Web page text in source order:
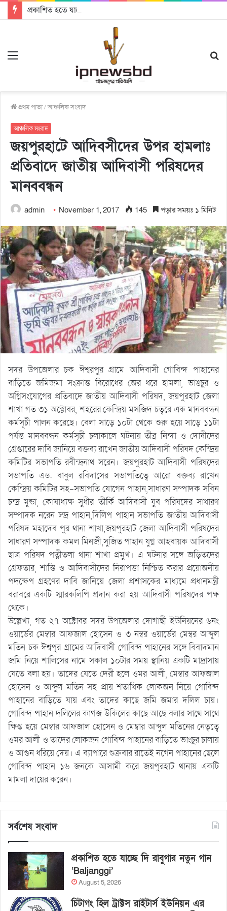
প্রকাশিত হতে যাচ্ছে দি রাবুগার নতুন গান ‘Baljanggi’
প্রথম পাতা/আঞ্চলিক সংবাদ
আঞ্চলিক সংবাদ
জয়পুরহাটে আদিবসীদের উপর হামলাঃ
প্রতিবাদে জাতীয় আদিবাসী পরিষদের
মানববন্ধন
admin November 1, 2017 145 পড়ার সময়ঃ ১ মিনিট
সদর উপজেলার চক ঈশ্বরপুর গ্রামে আদিবাসী গোবিন্দ পাহানের
বাড়িতে জমিজমা সংক্রান্ত বিরোধের জের ধরে হামলা, ভাঙচুর ও
অগ্নিসংযোগের প্রতিবাদে জাতীয় আদিবাসী পরিষদ, জয়পুরহাট জেলা
শাখা গত ৩১ অক্টোবর, শহরের কেন্দ্রিয় মসজিদ চত্বরে এক মানববন্ধন
কর্মসূচী পালন করেছে। বেলা সাড়ে ১০টা থেকে শুরু হয়ে সাড়ে ১১টা
পর্যন্ত মানববন্ধন কর্মসূচী চলাকালে ঘটনায় তীব্র নিন্দা ও দোষীদের
গ্রেপ্তারের দাবি জানিয়ে বক্তব্য রাখেন জাতীয় আদিবাসী পরিষদ কেন্দ্রিয়
কমিটির সভাপতি রবীন্দ্রনাথ সরেন। জয়পুরহাট আদিবাসী পরিষদের
সভাপতি এড. বাবুল রবিদাসের সভাপতিত্বে আরো বক্তব্য রাখেন
কেন্দ্রিয় কমিটির সহ-সভাপতি যোগেন পাহান,সাধারণ সম্পাদক সবিন
চন্দ্র মুন্ডা, কোষাধ্যক্ষ সুধীর তীর্কি আদিবাসী যুব পরিষদের সাধারণ
সম্পাদক নরেন চ্ন্দ্র পাহান,দিলিপ পাহান সভাপতি জাতীয় আদিবাসী
পরিষদ মহাদেব পুর থানা শাখা,জয়পুরহাট জেলা আদিবাসী পরিষদের
সাধারণ সম্পাদক কমল মিনজী,সুজিত পাহান যুগ্ন আহবায়ক আদিবাসী
ছাত্র পরিষদ পত্নীতলা থানা শাখা প্রমুখ। এ ঘটনার সঙ্গে জড়িতদের
গ্রেফতার, শাস্তি ও আদিবাসীদের নিরাপত্তা নিশ্চিত করার প্রয়োজনীয়
পদক্ষেপ গ্রহণের দাবি জানিয়ে জেলা প্রশাসকের মাধ্যমে প্রধানমন্ত্রী
বরাবরে একটি স্মারকলিপি প্রদান করা হয় আদিবাসী পরিষদের পক্ষ
থেকে।
উল্লেখ্য, গত ২৭ অক্টোবর সদর উপজেলার দোগাছী ইউনিয়নের ৬নং
ওয়ার্ডের মেম্বার আফজাল হোসেন ও ৩ নম্বর ওয়ার্ডের মেম্বর আব্দুল
মতিন চক ঈশ্বপুর গ্রামের আদিবাসী গোবিন্দ পাহানের সঙ্গে বিবাদমান
জমি নিয়ে শালিসের নামে সকাল ১০টার সময় স্থানিয় একটি মাদ্রাসায়
যেতে বলা হয়। তাদের যেতে দেরী হলে ওমর আলী, মেম্বার আফজাল
হোসেন ও আব্দুল মতিন সহ প্রায় শতাধিক লোকজন নিয়ে গোবিন্দ
পাহানের বাড়িতে যায় এবং তাদের কাছে জমি জমার দলিল চায়।
গোবিন্দ পাহান দলিলের কাগজ উকিলের কাছে আছে বলার সাথে সাথে
ক্ষিপ্ত হয়ে মেম্বার আফজাল হোসেন ও মেম্বার আব্দুল মতিনের নেতৃত্বে
ওমর আলী ও তাদের লোকজন গোবিন্দ পাহানের বাড়িতে ভাংচুর চালায়
ও আগুন ধরিয়ে দেয়। এ ব্যাপারে শুক্রবার রাতেই নগেন পাহানের ছেলে
গোবিন্দ পাহান ১৬ জনকে আসামী করে জয়পুরহাট থানায় একটি
মামলা দায়ের করেন।
সর্বশেষ সংবাদ
প্রকাশিত হতে যাচ্ছে দি রাবুগার নতুন গান
‘Baljanggi’
August 5, 2026
চিটাগং হিল ট্রাক্টস রাইটার্স ইউনিয়ন এর